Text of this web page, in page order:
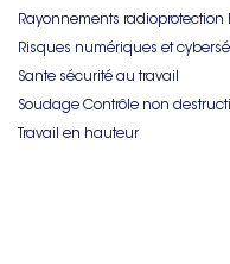
Rayonnements radioprotection
Risques numériques et
Sante sécurité au travail
Soudage Contrôle non
Travail en hauteur